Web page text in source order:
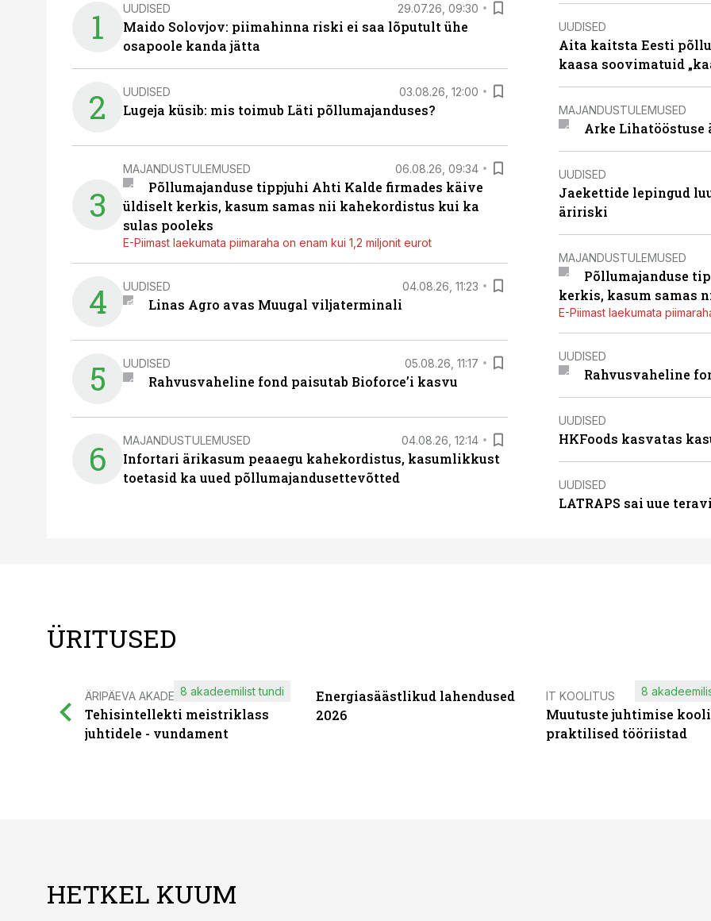
1 UUDISED 29.07.26, 09:30
Maido Solovjov: piimahinna riski ei saa lõputult ühe
osapoole kanda jätta
2 UUDISED 03.08.26, 12:00
Lugeja küsib: mis toimub Läti põllumajanduses?
3
MAJANDUSTULEMUSED 06.08.26, 09:34
Põllumajanduse tippjuhi Ahti Kalde firmades käive
üldiselt kerkis, kasum samas nii kahekordistus kui ka
sulas pooleks
E-Piimast laekumata piimaraha on enam kui 1,2 miljonit eurot
4 UUDISED 04.08.26, 11:23
Linas Agro avas Muugal viljaterminali
5 UUDISED 05.08.26, 11:17
Rahvusvaheline fond paisutab Bioforce’i kasvu
6 MAJANDUSTULEMUSED 04.08.26, 12:14
Infortari ärikasum peaaegu kahekordistus, kasumlikkust
toetasid ka uued põllumajandusettevõtted
UUDISED
Aita kaitsta Eesti
kaasa soovimatuid
MAJANDUSTULEMUSED
Arke Lihatööstuse
UUDISED
Jaekettide lepingud
äririski
MAJANDUSTULEMUSED
Põllumajanduse
kerkis, kasum samas
E-Piimast laekumata
UUDISED
Rahvusvaheline
UUDISED
HKFoods kasvatas
UUDISED
LATRAPS sai uue
ÜRITUSED
ÄRIPÄEVA AKADEEMIA
Tehisintellekti meistriklass
juhtidele - vundament
8 akadeemilist tundi
Energiasäästlikud lahendused
2026
IT KOOLITUS
Muutuste juhtimise
praktilised tööriistad
8
HETKEL KUUM